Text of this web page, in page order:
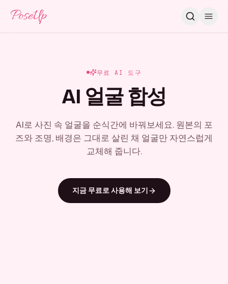
PoseUp
무료 AI 도구
AI 얼굴 합성
AI로 사진 속 얼굴을 순식간에 바꿔보세요. 원본의 포
즈와 조명, 배경은 그대로 살린 채 얼굴만 자연스럽게
교체해 줍니다.
지금 무료로 사용해 보기